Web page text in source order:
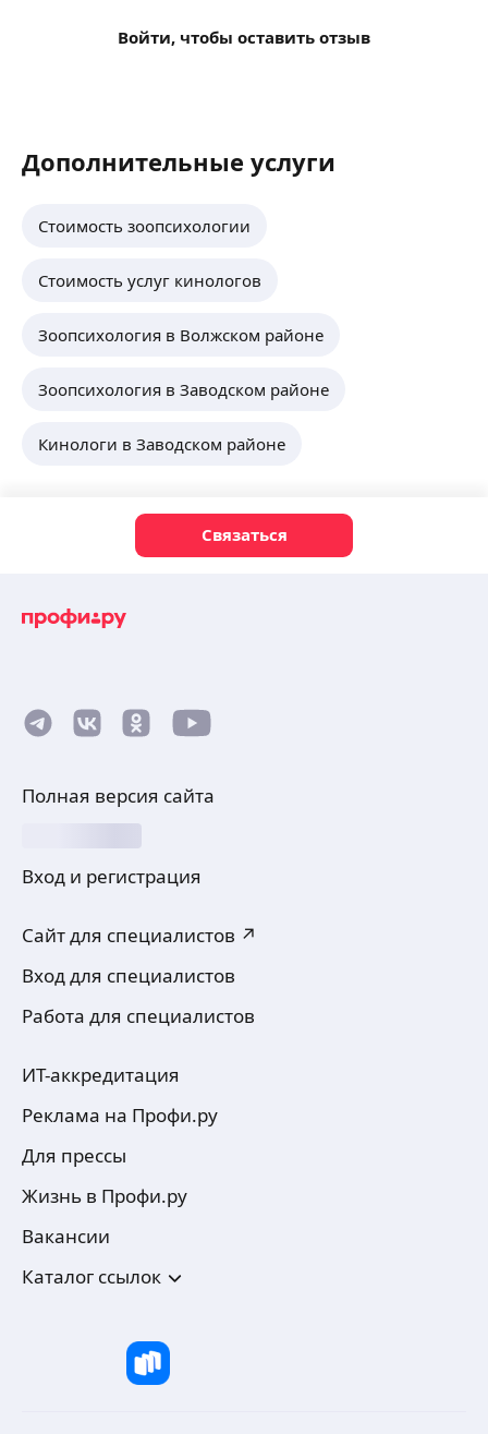
Войти, чтобы оставить отзыв
Дополнительные услуги
Стоимость зоопсихологии
Стоимость услуг кинологов
Зоопсихология в Волжском районе
Зоопсихология в Заводском районе
Кинологи в Заводском районе
Связаться
Полная версия сайта
Вход и регистрация
Сайт для специалистов ↗
Вход для специалистов
Работа для специалистов
ИТ-аккредитация
Реклама на Профи.ру
Для прессы
Жизнь в Профи.ру
Вакансии
Каталог ссылок